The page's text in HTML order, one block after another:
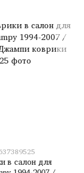
в салон для